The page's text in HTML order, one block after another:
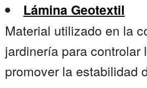
Lámina Geotextil
Material utilizado en la
jardinería para controlar
promover la estabilidad